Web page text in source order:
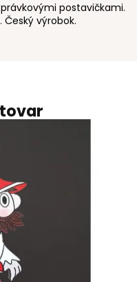
postavičkami.
výrobok.